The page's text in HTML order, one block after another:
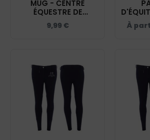
MUG - CENTRE
ÉQUESTRE DE
CHALAIN - MUG001
9,99 € À